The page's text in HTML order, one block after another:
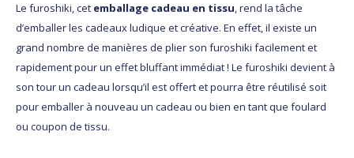
Le furoshiki, cet emballage cadeau en tissu, rend la tâche
d’emballer les cadeaux ludique et créative. En effet, il existe un
grand nombre de manières de plier son furoshiki facilement et
rapidement pour un effet bluffant immédiat ! Le furoshiki devient à
son tour un cadeau lorsqu’il est offert et pourra être réutilisé soit
pour emballer à nouveau un cadeau ou bien en tant que foulard
ou coupon de tissu.